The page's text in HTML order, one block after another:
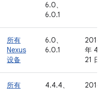
6.0、
6.0.1
所有
Nexus
设备
6.0、
6.0.1
2016
年 4
21 日
所有
4.4.4、
2016